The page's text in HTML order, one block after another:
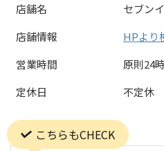
店舗名
セブン
店舗情報
HPより
営業時間
原則24
定休日
不定休
こちらもCHECK